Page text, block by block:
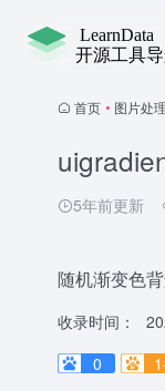
首页 • 图片处理
5年前更新
随机渐变色
收录时间：
0